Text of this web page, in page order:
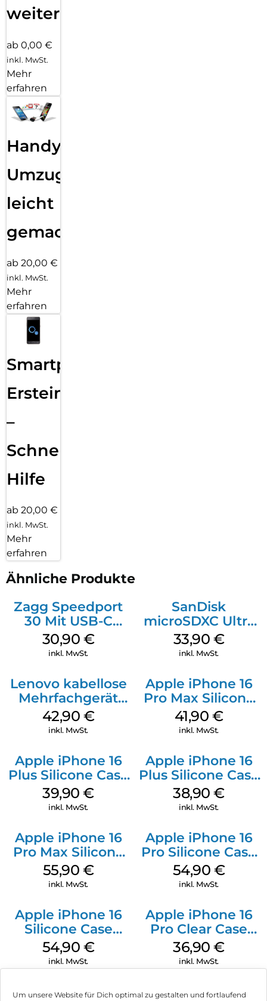
Um unsere Website für Dich optimal zu gestalten und fortlaufend
weiter
ab 0,00 €
inkl. MwSt.
Mehr
erfahren
Handy
Umzug
leicht
gemacht!
ab 20,00 €
inkl. MwSt.
Mehr
erfahren
Smartphone
Ersteinrichtung
–
Schnelle
Hilfe
ab 20,00 €
inkl. MwSt.
Mehr
erfahren
Ähnliche Produkte
Zagg Speedport
30 Mit USB-C
Kabel Weiß
30,90 €
inkl. MwSt.
SanDisk
microSDXC Ultra
128 GB + Adapter
Mobile
33,90 €
inkl. MwSt.
Lenovo kabellose
Mehrfachgerät
Luna Grey
42,90 €
inkl. MwSt.
Apple iPhone 16
Pro Max Silicone
Case MagSafe
Ultramarine
41,90 €
inkl. MwSt.
Apple iPhone 16
Plus Silicone Case
MagSafe Plum
39,90€
inkl. MwSt.
Apple iPhone 16
Plus Silicone Case
MagSafe Denim
38,90€
inkl. MwSt.
Apple iPhone 16
Pro Max Silicone
Case MagSafe
Stone Gray
55,90 €
inkl. MwSt.
Apple iPhone 16
Pro Silicone Case
MagSafe Black
54,90 €
inkl. MwSt.
Apple iPhone 16
Silicone Case
MagSafe Black
54,90 €
inkl. MwSt.
Apple iPhone 16
Pro Clear Case
MagSafe
Transparent
36,90€
inkl. MwSt.